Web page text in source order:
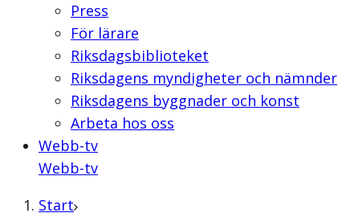
Press
För lärare
Riksdagsbiblioteket
Riksdagens myndigheter och nämnder
Riksdagens byggnader och konst
Arbeta hos oss
Webb-tv
Webb-tv
Start